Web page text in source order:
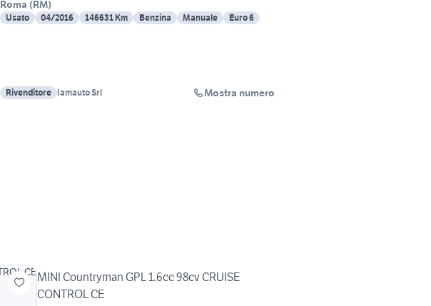
Roma (RM)
Usato 04/2016 146631 Km Benzina Manuale Euro 6
Rivenditore Iamauto Srl Mostra numero
MINI Countryman GPL 1.6cc 98cv CRUISE
CONTROL CE